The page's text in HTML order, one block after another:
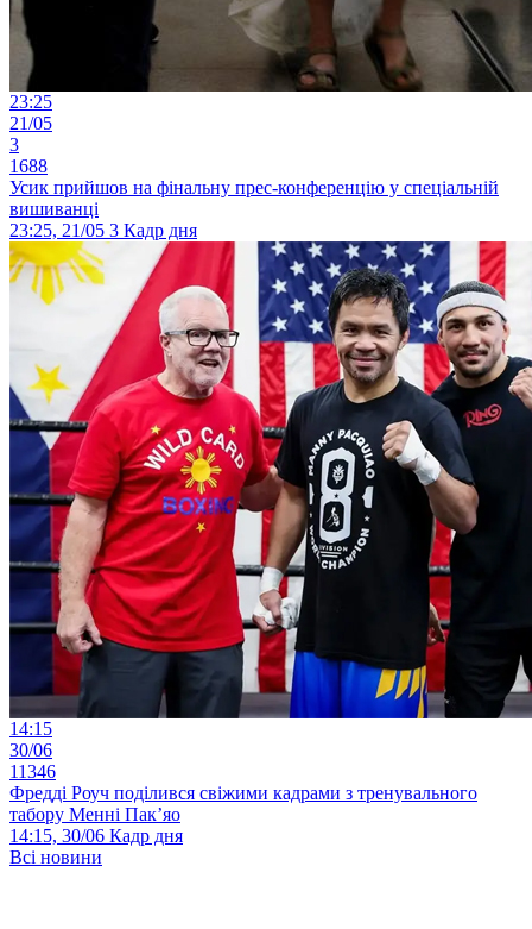
23:25
21/05
3
1688
Усик прийшов на фінальну прес-конференцію у спеціальній
вишиванці
23:25, 21/05 3 Кадр дня
14:15
30/06
11346
Фредді Роуч поділився свіжими кадрами з тренувального
табору Менні Пак’яо
14:15, 30/06 Кадр дня
Всі новини